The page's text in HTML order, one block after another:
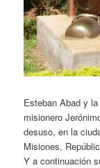
Esteban Abad y
misionero
desuso, en la
Misiones,
Y a continuación